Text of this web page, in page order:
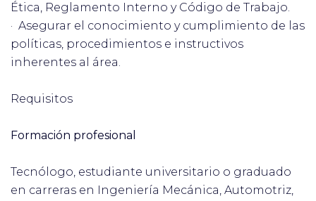
Ética, Reglamento Interno y Código de Trabajo.
· Asegurar el conocimiento y cumplimiento de las
políticas, procedimientos e instructivos
inherentes al área.
Requisitos
Formación profesional
Tecnólogo, estudiante universitario o graduado
en carreras en Ingeniería Mecánica, Automotriz,